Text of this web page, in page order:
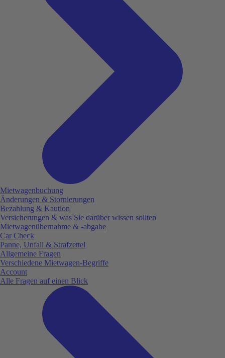
Mietwagenbuchung
Änderungen & Stornierungen
Bezahlung & Kaution
Versicherungen & was Sie darüber wissen sollten
Mietwagenübernahme & -abgabe
Car Check
Panne, Unfall & Strafzettel
Allgemeine Fragen
Verschiedene Mietwagen-Begriffe
Account
Alle Fragen auf einen Blick